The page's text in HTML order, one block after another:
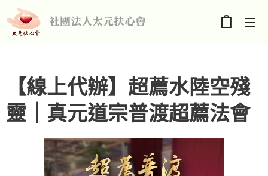
社團法人太元扶心會
【線上代辦】超薦水陸空殘
靈｜真元道宗普渡超薦法會